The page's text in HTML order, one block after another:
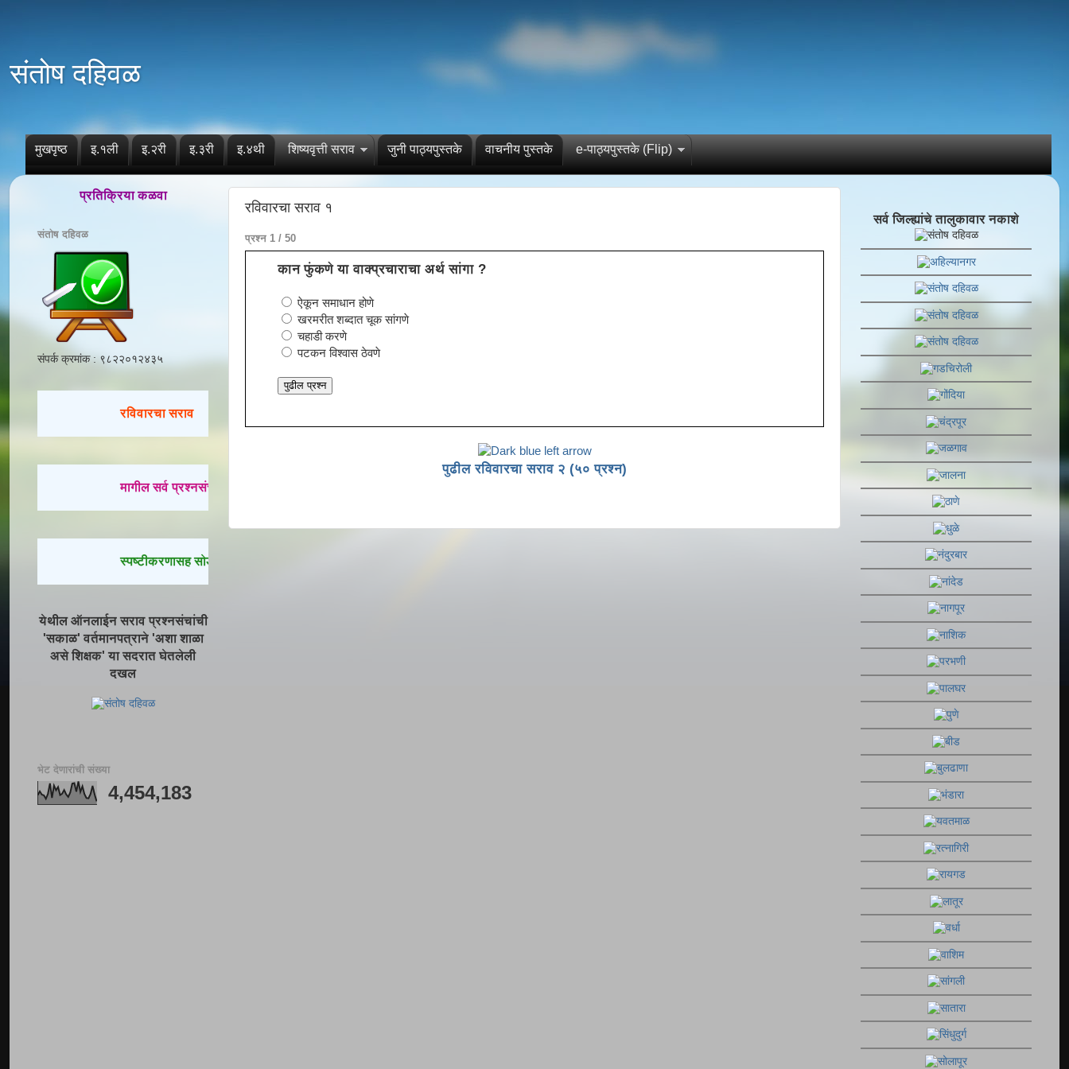
संतोष दहिवळ
मुखपृष्ठ इ.१ली इ.२री इ.३री इ.४थी शिष्यवृत्ती सराव जुनी पाठ्यपुस्तके वाचनीय पुस्तके e-पाठ्यपुस्तके (Flip)
रविवारचा सराव १
प्रश्न 1 / 50
कान फुंकणे या वाक्प्रचाराचा अर्थ सांगा ?
ऐकून समाधान होणे
खरमरीत शब्दात चूक सांगणे
चहाडी करणे
पटकन विश्वास ठेवणे
पुढील प्रश्न
पुढील रविवारचा सराव २ (५० प्रश्न)
प्रतिक्रिया कळवा
संतोष दहिवळ
संपर्क क्रमांक : ९८२२०१२४३५
रविवारचा सराव
मागील सर्व प्रश्नसंच सोडवण्यासाठी येथे क्लिक करा.
स्पष्टीकरणासह सोडवलेले प्रश्न पाहण्यासाठी येथे क्लिक करा.
येथील ऑनलाईन सराव प्रश्नसंचांची
'सकाळ' वर्तमानपत्राने 'अशा शाळा
असे शिक्षक' या सदरात घेतलेली
दखल
भेट देणारांची संख्या
4,454,183
सर्व जिल्ह्यांचे तालुकावार नकाशे